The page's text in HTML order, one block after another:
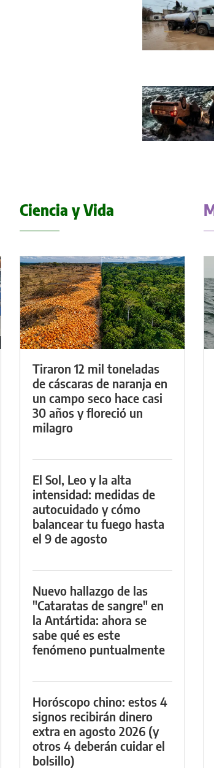
Ciencia y Vida
Tiraron 12 mil toneladas
de cáscaras de naranja en
un campo seco hace casi
30 años y floreció un
milagro
El Sol, Leo y la alta
intensidad: medidas de
autocuidado y cómo
balancear tu fuego hasta
el 9 de agosto
Nuevo hallazgo de las
"Cataratas de sangre" en
la Antártida: ahora se
sabe qué es este
fenómeno puntualmente
Horóscopo chino: estos 4
signos recibirán dinero
extra en agosto 2026 (y
otros 4 deberán cuidar el
bolsillo)